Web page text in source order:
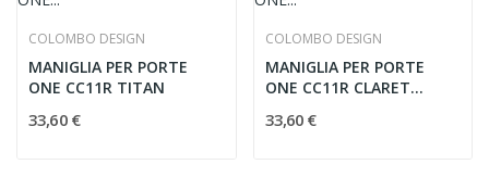
COLOMBO DESIGN
MANIGLIA PER PORTE
ONE CC11R TITAN
33,60 €
COLOMBO DESIGN
MANIGLIA PER PORTE
ONE CC11R CLARET
33,60 €